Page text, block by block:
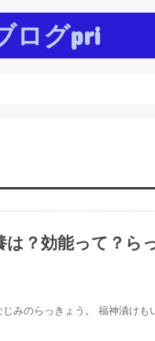
ログpri
5月の話題
は？効能って？ら
みのらっきょう。 福神漬けも